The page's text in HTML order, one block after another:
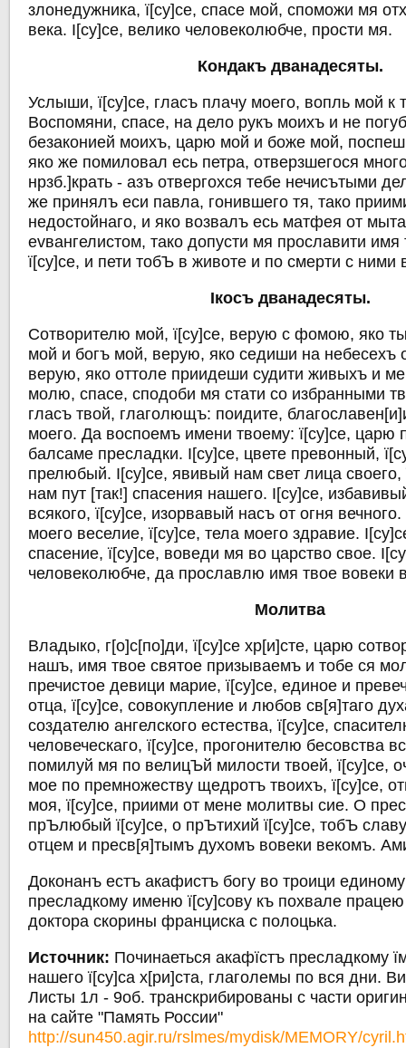
злонедужника, ї[су]се, спасе мой, споможи мя
века. I[су]се, велико человеколюбче, прости мя.
Кондакъ дванадесяты.
Услыши, ї[су]се, гласъ плачу моего, вопль мой к
Воспомяни, спасе, на дело рукъ моихъ и не
безаконией моихъ, царю мой и боже мой,
яко же помиловал есь петра, отверзшегося
нрзб.]крать - азъ отвергохся тебе нечисътыми
же принялъ еси павла, гонившего тя, тако
недостойнаго, и яко возвалъ есь матфея от
еvвангелистом, тако допусти мя прославити имя
ї[су]се, и пети тобЪ в животе и по смерти с ними
Iкосъ дванадесяты.
Сотворителю мой, ї[су]се, верую с фомою, яко
мой и богъ мой, верую, яко седиши на небесехъ
верую, яко оттоле приидеши судити живыхъ и
молю, спасе, сподоби мя стати со избранными
гласъ твой, глаголющъ: поидите,
моего. Да воспоемъ имени твоему: ї[су]се, царю
балсаме пресладки. I[су]се, цвете превонный,
прелюбый. I[су]се, явивый нам свет лица своего,
нам пут [так!] спасения нашего. I[су]се,
всякого, ї[су]се, изорвавый насъ от огня
моего веселие, ї[су]се, тела моего здравие.
спасение, ї[су]се, воведи мя во царство свое.
человеколюбче, да прославлю имя твое вовеки
Молитва
Владыко, г[о]с[по]ди, ї[су]се хр[и]сте, царю
нашъ, имя твое святое призываемъ и тобе ся
пречистое девици марие, ї[су]се, единое и
отца, ї[су]се, совокупление и любов св[я]таго
создателю ангелского естества, ї[су]се,
человеческаго, ї[су]се, прогонителю бесовства
помилуй мя по велицЪй милости твоей, ї[су]се,
мое по премножеству щедротъ твоихъ, ї[су]се,
моя, ї[су]се, приими от мене молитвы сие. О
прЪлюбый ї[су]се, о прЪтихий ї[су]се, тобЪ
отцем и пресв[я]тымъ духомъ вовеки векомъ.
Доконанъ естъ акафистъ богу во троици
пресладкому именю ї[су]сову къ похвале
доктора скорины франциска с полоцька.
Источник: Починаеться акафїстъ пресладкому
нашего ї[су]са х[ри]ста, глаголемы по вся дни.
Листы 1л - 9об. транскрибированы с части
на сайте "Память России"
http://sun450.agir.ru/rslmes/mydisk/MEMORY/